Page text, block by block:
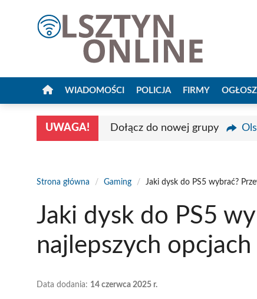
WIADOMOŚCI POLICJA FIRMY
UWAGA! Dołącz do nowej grupy
Strona główna / Gaming / Jaki dysk do PS5 wybrać?
Jaki dysk do PS5
najlepszych opcjach
Data dodania: 14 czerwca 2025 r.